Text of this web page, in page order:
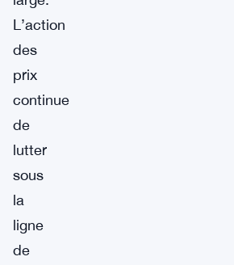
L’action
des
prix
continue
de
lutter
sous
la
ligne
de